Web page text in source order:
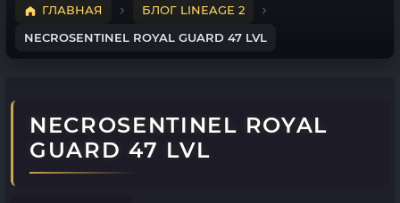
ГЛАВНАЯ
БЛОГ LINEAGE 2
NECROSENTINEL ROYAL GUARD 47 LVL
NECROSENTINEL ROYAL
GUARD 47 LVL